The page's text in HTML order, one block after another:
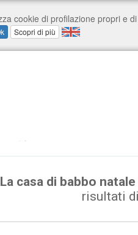
La casa di babbo
risultati